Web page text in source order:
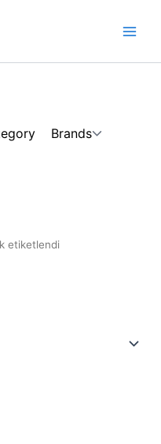
Brands
etiketlendi